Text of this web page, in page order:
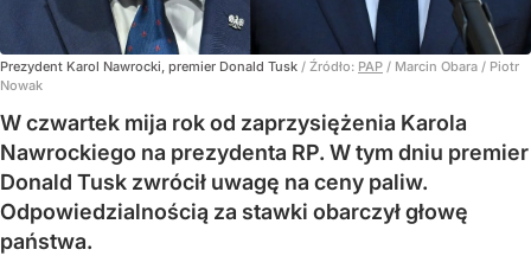
Prezydent Karol Nawrocki, premier Donald Tusk / Źródło: PAP / Marcin Obara / Piotr
Nowak
W czwartek mija rok od zaprzysiężenia Karola
Nawrockiego na prezydenta RP. W tym dniu premier
Donald Tusk zwrócił uwagę na ceny paliw.
Odpowiedzialnością za stawki obarczył głowę
państwa.